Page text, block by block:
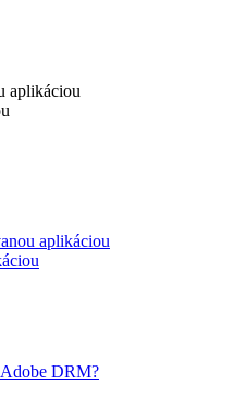
aplikáciou
aplikáciou
DRM?